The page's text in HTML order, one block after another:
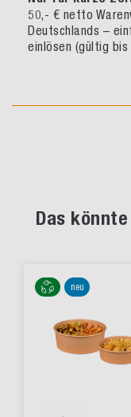
50,- € netto
Deutschlands –
einlösen (gültig bis
Das
neu